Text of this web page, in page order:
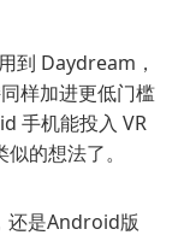
到 Daydream，
样加进更低门槛
手机能投入 VR
的想法了。
还是Android版